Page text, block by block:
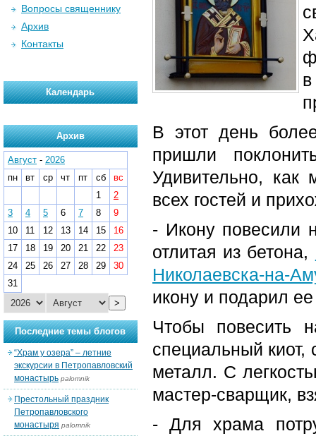
В этот день
пришли
Удивительно, как
всех гостей и
- Икону повесили
отлитая из бетона,
Николаевска-на-
икону и подарил
Чтобы повесить
специальный
металл. С
мастер-сварщик,
- Для храма
Вопросы священнику
Архив
Контакты
Календарь
Архив
Август - 2026
пн
вт ср чт пт сб
вс
1
2
3
4 5 6 7 8
9
10
11 12 13 14 15
16
17
18 19 20 21 22
23
24
25 26 27 28 29
30
31
>
Последние темы блогов
“Храм у озера” – летние
экскурсии в Петропавловский
монастырь palomnik
Престольный праздник
Петропавловского
монастыря palomnik